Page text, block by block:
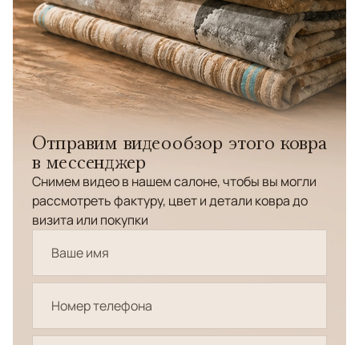
Отправим видеообзор этого ковра
в мессенджер
Снимем видео в нашем салоне, чтобы вы могли
рассмотреть фактуру, цвет и детали ковра до
визита или покупки